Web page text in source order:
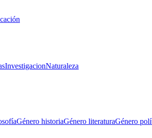
InvestigacionNaturaleza
Género historiaGénero literaturaGénero